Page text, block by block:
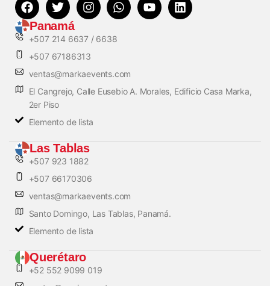
Panamá
+507 214 6637 / 6638
+507 67186313
ventas@markaevents.com
El Cangrejo, Calle Eusebio A. Morales, Edificio Casa Marka,
2er Piso
Elemento de lista
Las Tablas
+507 923 1882
+507 66170306
ventas@markaevents.com
Santo Domingo, Las Tablas, Panamá.
Elemento de lista
Querétaro
+52 552 9099 019